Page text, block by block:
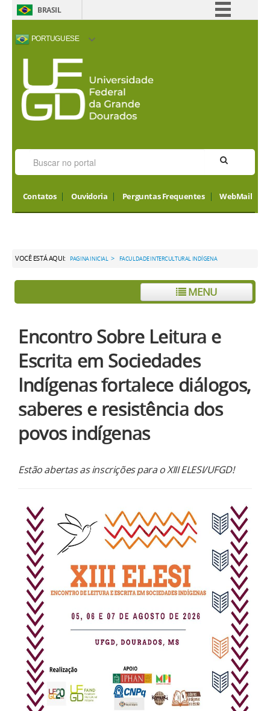
BRASIL
PORTUGUESE
ACESSIBILIDADE ALTO CONTRASTE
VISITORS
Contatos Ouvidoria Perguntas Frequentes WebMail
VOCÊ ESTÁ AQUI: PAGINA INICIAL > FACULDADE INTERCULTURAL INDÍGENA
MENU
Encontro Sobre Leitura e
Escrita em Sociedades
Indígenas fortalece diálogos,
saberes e resistência dos
povos indígenas
Estão abertas as inscrições para o XIII ELESI/UFGD!